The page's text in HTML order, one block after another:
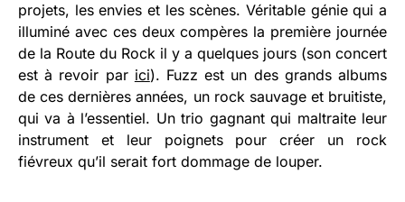
projets, les envies et les scènes. Véritable génie qui a
illuminé avec ces deux compères la première journée
de la Route du Rock il y a quelques jours (son concert
est à revoir par ici). Fuzz est un des grands albums
de ces dernières années, un rock sauvage et bruitiste,
qui va à l’essentiel. Un trio gagnant qui maltraite leur
instrument et leur poignets pour créer un rock
fiévreux qu’il serait fort dommage de louper.